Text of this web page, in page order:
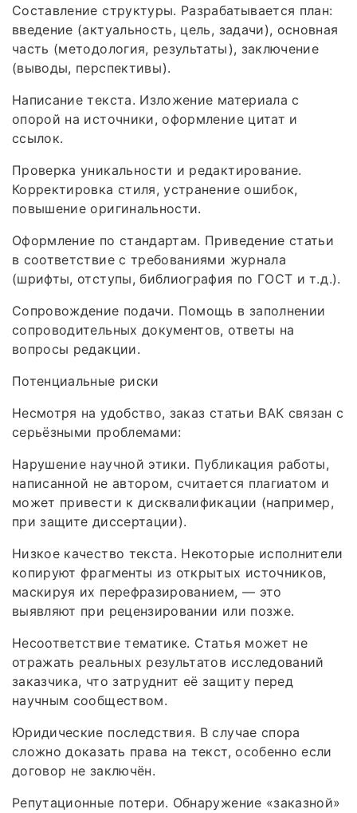
Составление структуры. Разрабатывается план:
введение (актуальность, цель, задачи), основная
часть (методология, результаты), заключение
(выводы, перспективы).
Написание текста. Изложение материала с
опорой на источники, оформление цитат и
ссылок.
Проверка уникальности и редактирование.
Корректировка стиля, устранение ошибок,
повышение оригинальности.
Оформление по стандартам. Приведение статьи
в соответствие с требованиями журнала
(шрифты, отступы, библиография по ГОСТ и т. д.).
Сопровождение подачи. Помощь в заполнении
сопроводительных документов, ответы на
вопросы редакции.
Потенциальные риски
Несмотря на удобство, заказ статьи ВАК связан с
серьёзными проблемами:
Нарушение научной этики. Публикация работы,
написанной не автором, считается плагиатом и
может привести к дисквалификации (например,
при защите диссертации).
Низкое качество текста. Некоторые исполнители
копируют фрагменты из открытых источников,
маскируя их перефразированием, — это
выявляют при рецензировании или позже.
Несоответствие тематике. Статья может не
отражать реальных результатов исследований
заказчика, что затруднит её защиту перед
научным сообществом.
Юридические последствия. В случае спора
сложно доказать права на текст, особенно если
договор не заключён.
Репутационные потери. Обнаружение «заказной»